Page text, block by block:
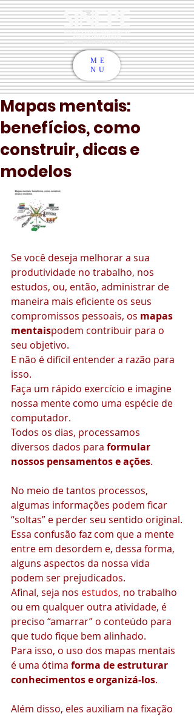
ME
NU
Mapas mentais:
benefícios, como
construir, dicas e
modelos
Se você deseja melhorar a sua
produtividade no trabalho, nos
estudos, ou, então, administrar de
maneira mais eficiente os seus
compromissos pessoais, os mapas
mentaispodem contribuir para o
seu objetivo.
E não é difícil entender a razão para
isso.
Faça um rápido exercício e imagine
nossa mente como uma espécie de
computador.
Todos os dias, processamos
diversos dados para formular
nossos pensamentos e ações.
No meio de tantos processos,
algumas informações podem ficar
“soltas” e perder seu sentido original.
Essa confusão faz com que a mente
entre em desordem e, dessa forma,
alguns aspectos da nossa vida
podem ser prejudicados.
Afinal, seja nos estudos, no trabalho
ou em qualquer outra atividade, é
preciso “amarrar” o conteúdo para
que tudo fique bem alinhado.
Para isso, o uso dos mapas mentais
é uma ótima forma de estruturar
conhecimentos e organizá-los.
Além disso, eles auxiliam na fixação